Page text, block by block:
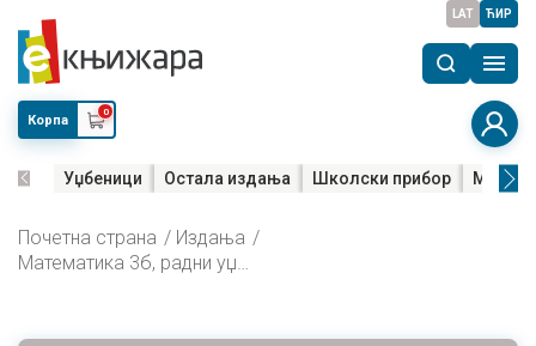
LAT ЋИР
Корпа
0
Уџбеници Остала издања Школски прибор Мала
Почетна страна
Издања
Математика 3б, радни уџбеник за трећи разред